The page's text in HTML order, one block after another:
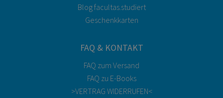
Blog facultas.studiert
Geschenkkarten
FAQ & KONTAKT
FAQ zum Versand
FAQ zu E-Books
>VERTRAG WIDERRUFEN<